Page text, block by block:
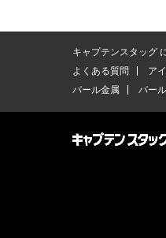
キャプテンスタッグ
よくある質問
ア
パール金属
パー